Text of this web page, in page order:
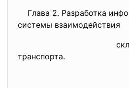
Глава 2. Разработка
системы взаимодействия
транспорта.